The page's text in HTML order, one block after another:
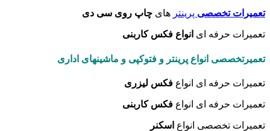
تعمیرات تخصصی پرینتر های چاپ روی سی دی
تعمیرات حرفه ای انواع فکس کاربنی
تعمیرتخصصی انواع پرینتر و فتوکپی و ماشینهای اداری
تعمیرات حرفه ای انواع فکس لیزری
تعمیرات حرفه ای انواع فکس کاربنی
تعمیرات تخصصی انواع اسکنر